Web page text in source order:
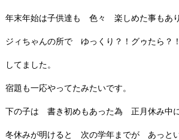
年末年始は子供達も 色々 楽しめた事もあり
ジィちゃんの所で ゆっくり？！グゥたら？！
してました。
宿題も一応やってたみたいです。
下の子は 書き初めもあった為 正月休み中に
冬休みが明けると 次の学年までが あっとい